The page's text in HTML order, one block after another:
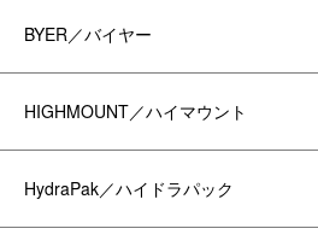
BYER／バイヤー
HIGHMOUNT／ハイマウント
HydraPak／ハイドラパック